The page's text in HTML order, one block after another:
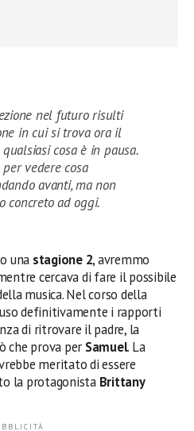
nel futuro risulti
in cui si trova ora il
cosa è in pausa.
per vedere cosa
avanti, ma non
concreto ad oggi.
una stagione 2, avremmo
cercava di fare il possibile
musica. Nel corso della
definitivamente i rapporti
di ritrovare il padre, la
che prova per Samuel. La
meritato di essere
la protagonista Brittany